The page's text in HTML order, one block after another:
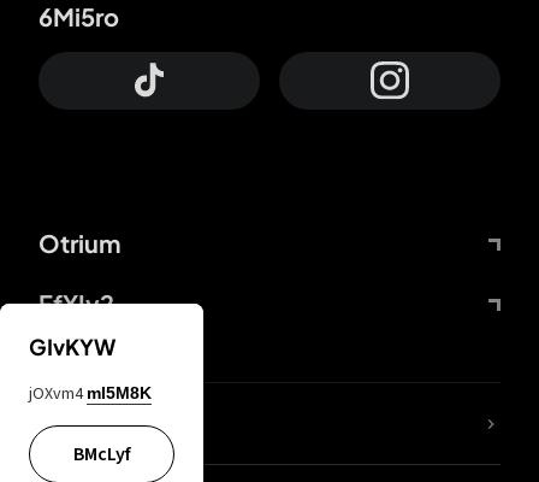
Otrium
FfYIy2
6Mi5ro
KIjvtr
GIvKYW
jOXvm4 mI5M8K
BMcLyf